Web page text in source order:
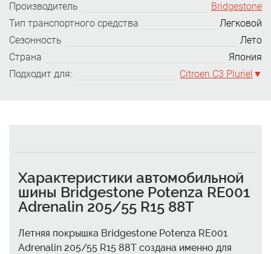
Производитель
Bridgestone
Тип транспортного средства
Легковой
Сезонность
Лето
Страна
Япония
Подходит для:
Citroen C3 Pluriel
Характеристики автомобильной
шины Bridgestone Potenza RE001
Adrenalin 205/55 R15 88T
Летняя покрышка Bridgestone Potenza RE001
Adrenalin 205/55 R15 88T создана именно для